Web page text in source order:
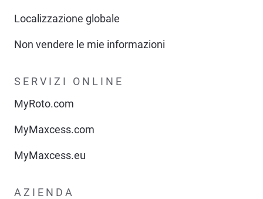
Localizzazione globale
Non vendere le mie informazioni
SERVIZI ONLINE
MyRoto.com
MyMaxcess.com
MyMaxcess.eu
AZIENDA